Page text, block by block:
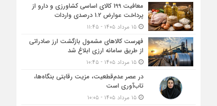
معافیت 199 کالای اساسی کشاورزی و دارو از
پرداخت عوارض 1.2 درصدی واردات
۱۵ مرداد ۱۴۰۵ - ۱۱:۴۵
فهرست کالاهای مشمول بازگشت ارز صادراتی
از طریق سامانه ارزی ابلاغ شد
۱۵ مرداد ۱۴۰۵ - ۱۰:۴۵
در عصر عدم‌قطعیت، مزیت رقابتی بنگاه‌ها،
تاب‌آوری است
۱۵ مرداد ۱۴۰۵ - ۱۰:۰۵